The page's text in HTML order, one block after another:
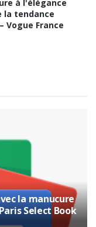
à l'élégance
la tendance
Vogue France
la manucure
Select Book